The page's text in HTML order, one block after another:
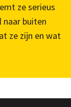
ze serieus
naar buiten
ze zijn en wat